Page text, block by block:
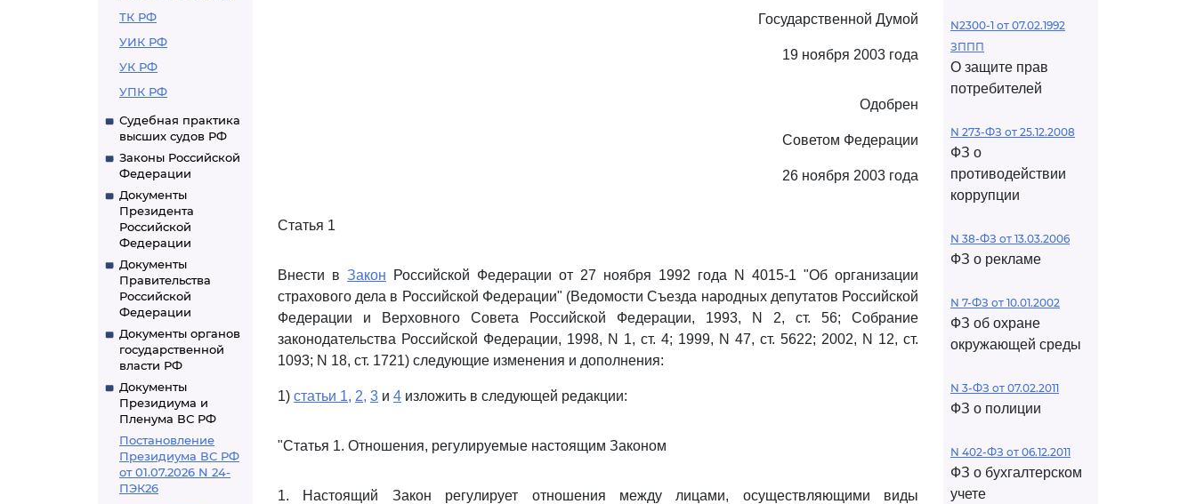
ТК РФ
УИК РФ
УК РФ
УПК РФ
Судебная практика
высших судов РФ
Законы Российской
Федерации
Документы
Президента
Российской
Федерации
Документы
Правительства
Российской
Федерации
Документы органов
государственной
власти РФ
Документы
Президиума и
Пленума ВС РФ
Постановление
Президиума ВС РФ
от 01.07.2026 N 24-
ПЭК26
Государственной Думой
19 ноября 2003 года
Одобрен
Советом Федерации
26 ноября 2003 года
Статья 1
Внести в Закон Российской Федерации от 27 ноября 1992 года N 4015-1 "Об организации
страхового дела в Российской Федерации" (Ведомости Съезда народных депутатов Российской
Федерации и Верховного Совета Российской Федерации, 1993, N 2, ст. 56; Собрание
законодательства Российской Федерации, 1998, N 1, ст. 4; 1999, N 47, ст. 5622; 2002, N 12, ст.
1093; N 18, ст. 1721) следующие изменения и дополнения:
1) статьи 1, 2, 3 и 4 изложить в следующей редакции:
"Статья 1. Отношения, регулируемые настоящим Законом
1. Настоящий Закон регулирует отношения между лицами, осуществляющими виды
N2300-1 от 07.02.1992
ЗППП
О защите прав
потребителей
N 273-ФЗ от 25.12.2008
ФЗ о
противодействии
коррупции
N 38-ФЗ от 13.03.2006
ФЗ о рекламе
N 7-ФЗ от 10.01.2002
ФЗ об охране
окружающей среды
N 3-ФЗ от 07.02.2011
ФЗ о полиции
N 402-ФЗ от 06.12.2011
ФЗ о бухгалтерском
учете